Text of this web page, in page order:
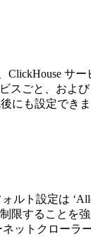
ClickHouse サ
スごと、およ
にも設定できま
ルト設定は
限することを強
ットクローラ